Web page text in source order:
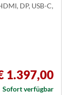
DP, USB-C,
1.397,00
Sofort verfügbar